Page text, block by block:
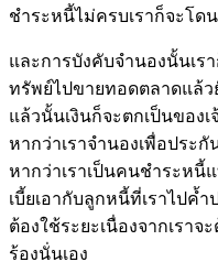
ชำระหนี้ไม่ครบเราก็จะโด
และการบังคับจำนองนั้นเร
ทรัพย์ไปขายทอดตลาดแล้
แล้วนั้นเงินก็จะตกเป็นของ
หากว่าเราจำนองเพื่อประ
หากว่าเราเป็นคนชำระหนี้
เบี้ยเอากับลูกหนี้ที่เราไปค้
ต้องใช้ระยะเนื่องจากเรา
ร้องนั่นเอง